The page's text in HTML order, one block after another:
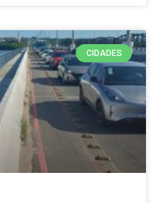
CIDADES